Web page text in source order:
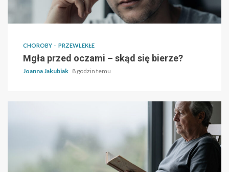
CHOROBY PRZEWLEKŁE
Mgła przed oczami – skąd się bierze?
Joanna Jakubiak 8 godzin temu